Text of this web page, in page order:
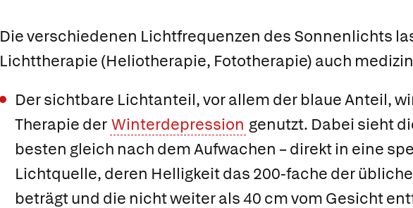
Die verschiedenen Lichtfrequenzen des Sonnenlichts
Lichttherapie (Heliotherapie, Fototherapie) auch
Der sichtbare Lichtanteil, vor allem der blaue Anteil,
Therapie der Winterdepression genutzt. Dabei sieht
besten gleich nach dem Aufwachen – direkt in eine
Lichtquelle, deren Helligkeit das 200-fache der
beträgt und die nicht weiter als 40 cm vom Gesicht